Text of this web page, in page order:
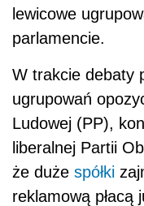
lewicowe
parlamencie.
W trakcie debaty
ugrupowań
Ludowej (PP),
liberalnej Partii
że duże spółki
reklamową płacą